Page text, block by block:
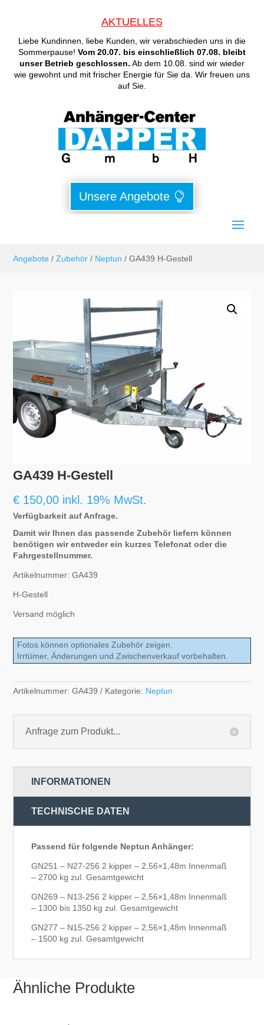
AKTUELLES
Liebe Kundinnen, liebe Kunden, wir verabschieden uns in die
Sommerpause! Vom 20.07. bis einschließlich 07.08. bleibt
unser Betrieb geschlossen. Ab dem 10.08. sind wir wieder
wie gewohnt und mit frischer Energie für Sie da. Wir freuen uns
auf Sie.
Unsere Angebote
Angebote /Zubehör / Neptun / GA439 H-Gestell
GA439 H-Gestell
€ 150,00 inkl. 19% MwSt.
Verfügbarkeit auf Anfrage.
Damit wir Ihnen das passende Zubehör liefern können
benötigen wir entweder ein kurzes Telefonat oder die
Fahrgestellnummer.
Artikelnummer: GA439
H-Gestell
Versand möglich
Fotos können optionales Zubehör zeigen.
Irrtümer, Änderungen und Zwischenverkauf vorbehalten.
Artikelnummer:GA439 Kategorie: Neptun
Anfrage zum Produkt...
INFORMATIONEN
TECHNISCHE DATEN
Passend für folgende Neptun Anhänger:
GN251 – N27-256 2 kipper – 2,56×1,48m Innenmaß
– 2700 kg zul. Gesamtgewicht
GN269 – N13-256 2 kipper – 2,56×1,48m Innenmaß
– 1300 bis 1350 kg zul. Gesamtgewicht
GN277 – N15-256 2 kipper – 2,56×1,48m Innenmaß
– 1500 kg zul. Gesamtgewicht
Ähnliche Produkte